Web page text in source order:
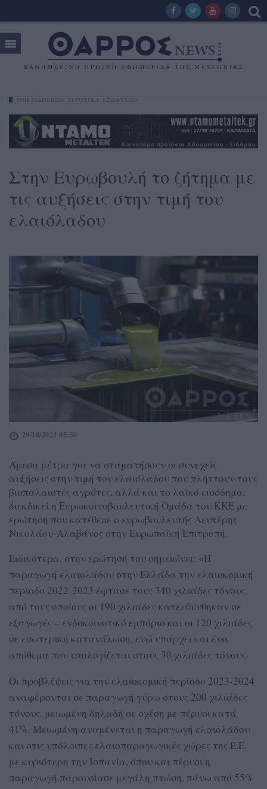
Στην Ευρωβουλή το ζήτημα με
τις αυξήσεις στην τιμή του
ελαιόλαδου
29/10/2023 05:50
Άμεσα μέτρα για να σταματήσουν οι συνεχείς
αυξήσεις στην τιμή του ελαιόλαδου που πλήττουν τους
βιοπαλαιστές αγρότες, αλλά και το λαϊκό εισόδημα,
διεκδικεί η Ευρωκοινοβουλευτική Ομάδα του ΚΚΕ με
ερώτηση που κατέθεσε ο ευρωβουλευτής Λευτέρης
Νικολάου-Αλαβάνος στην Ευρωπαϊκή Επιτροπή.
Ειδικότερα, στην ερώτησή του σημειώνει: «Η
παραγωγή ελαιολάδου στην Ελλάδα την ελαιοκομική
περίοδο 2022-2023 έφτασε τους 340 χιλιάδες τόνους,
από τους οποίους οι 190 χιλιάδες κατευθύνθηκαν σε
εξαγωγές – ενδοκοινοτικό εμπόριο και οι 120 χιλιάδες
σε εσωτερική κατανάλωση, ενώ υπάρχει και ένα
απόθεμα που υπολογίζεται στους 30 χιλιάδες τόνους.
Οι προβλέψεις για την ελαιοκομική περίοδο 2023-2024
αναφέρονται σε παραγωγή γύρω στους 200 χιλιάδες
τόνους, μειωμένη δηλαδή σε σχέση με πέρυσι κατά
41%. Μειωμένη αναμένεται η παραγωγή ελαιολάδου
και στις υπόλοιπες ελαιοπαραγωγικές χώρες της Ε.Ε.
με κυριότερη την Ισπανία, όπου και πέρυσι η
παραγωγή παρουσίασε μεγάλη πτώση, πάνω από 55%